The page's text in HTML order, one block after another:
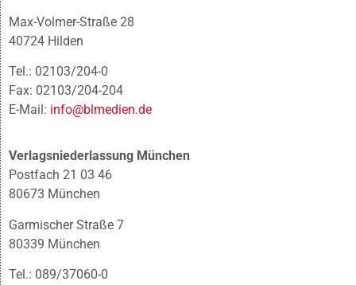
Max-Volmer-Straße 28
40724 Hilden
Tel.: 02103/204-0
Fax: 02103/204-204
E-Mail: info@blmedien.de
Verlagsniederlassung München
Postfach 21 03 46
80673 München
Garmischer Straße 7
80339 München
Tel.: 089/37060-0